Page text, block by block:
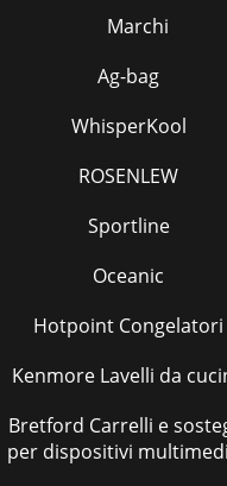
Marchi
Ag-bag
WhisperKool
ROSENLEW
Sportline
Oceanic
Hotpoint Congelatori
Kenmore Lavelli da
Bretford Carrelli e
per dispositivi